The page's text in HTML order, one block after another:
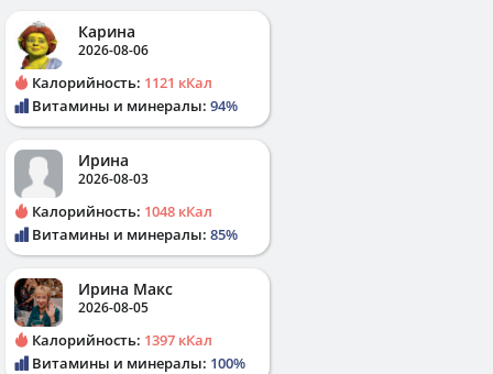
Карина
2026-08-06
Калорийность: 1121 кКал
Витамины и минералы: 94%
Ирина
2026-08-03
Калорийность: 1048 кКал
Витамины и минералы: 85%
Ирина Макс
2026-08-05
Калорийность: 1397 кКал
Витамины и минералы: 100%